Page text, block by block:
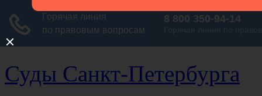
Суды Санкт-Петербурга